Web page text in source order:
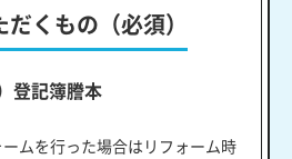
くもの（必須）
登記簿謄本
ムを行った場合はリフォーム時